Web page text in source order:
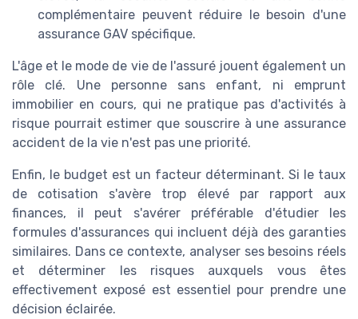
complémentaire peuvent réduire le besoin d'une
assurance GAV spécifique.
L'âge et le mode de vie de l'assuré jouent également un
rôle clé. Une personne sans enfant, ni emprunt
immobilier en cours, qui ne pratique pas d'activités à
risque pourrait estimer que souscrire à une assurance
accident de la vie n'est pas une priorité.
Enfin, le budget est un facteur déterminant. Si le taux
de cotisation s'avère trop élevé par rapport aux
finances, il peut s'avérer préférable d'étudier les
formules d'assurances qui incluent déjà des garanties
similaires. Dans ce contexte, analyser ses besoins réels
et déterminer les risques auxquels vous êtes
effectivement exposé est essentiel pour prendre une
décision éclairée.